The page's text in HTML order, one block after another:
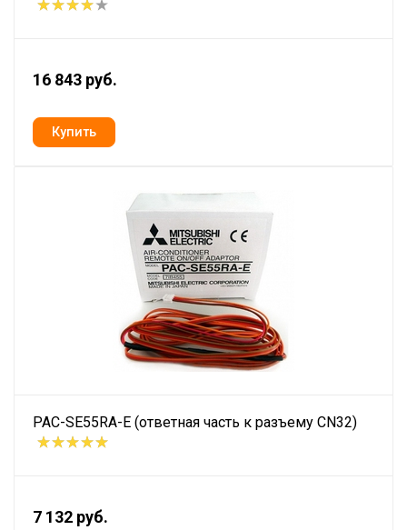
16 843 руб.
PAC-SE55RA-E (ответная часть к разъему CN32)
7 132 руб.